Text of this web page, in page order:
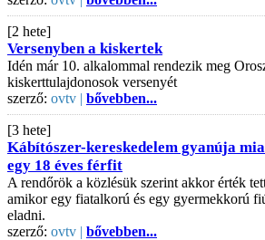
[2 hete]
Versenyben a kiskertek
Idén már 10. alkalommal rendezik meg
kiskerttulajdonosok versenyét
szerző: ovtv | bővebben...
[3 hete]
Kábítószer-kereskedelem gyanúja
egy 18 éves férfit
A rendőrök a közlésük szerint akkor érték
amikor egy fiatalkorú és egy gyermekkorú
eladni.
szerző: ovtv | bővebben...